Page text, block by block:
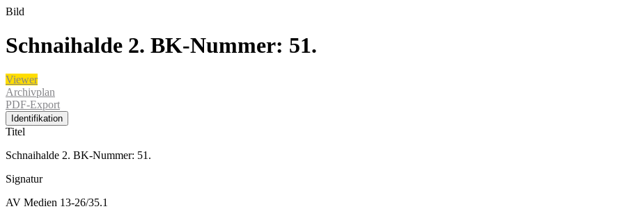
Bild
Schnaihalde 2. BK-Nummer: 51.
Viewer
Archivplan
PDF-Export
Identifikation
Titel
Schnaihalde 2. BK-Nummer: 51.
Signatur
AV Medien 13-26/35.1